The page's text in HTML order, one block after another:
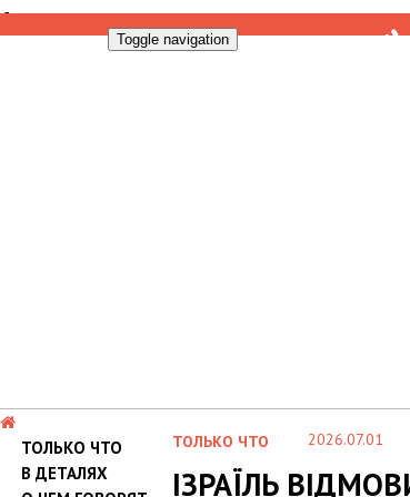
Toggle navigation
ТОЛЬКО ЧТО
В ДЕТАЛЯХ
ТОЛЬКО ЧТО 2026.07.01
ІЗРАЇЛЬ